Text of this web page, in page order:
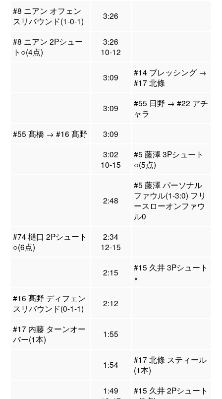
#8 ニアン オフェン
スリバウンド(1-0-1)
3:26
#8 ニアン 2Pシュー
ト○(4点)
3:26
10-12
3:09
#14 ブレッシング →
#17 北條
3:09
#55 日野 → #22 アチ
ャラ
#55 髙橋 → #16 髙野
3:09
3:02
10-15
#5 藤澤 3Pシュート
○(5点)
2:48
#5 藤澤 パーソナル
ファウル(1-3:0) フリ
ースローオンファウ
ル0
#74 樋口 2Pシュート
○(6点)
2:34
12-15
2:15
#15 久井 3Pシュート
×
#16 髙野 ディフェン
スリバウンド(0-1-1)
2:12
#17 内藤 ターンオー
バー(1本)
1:55
1:54
#17 北條 スティール
(1本)
1:49
#15 久井 2Pシュート